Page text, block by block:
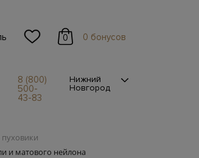
0 0 бонусов
8 (800)
500-
43-83
Нижний
Новгород
и матового нейлона